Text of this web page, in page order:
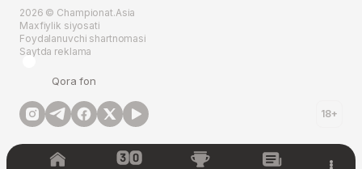
2026 © Championat.Asia
Maxfiylik siyosati
Foydalanuvchi shartnomasi
Saytda reklama
Qora fon
18+